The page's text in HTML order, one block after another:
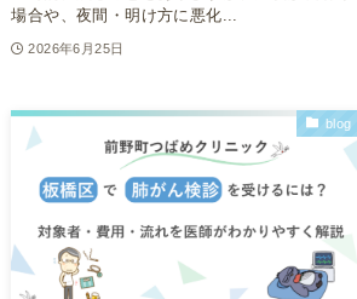
場合や、夜間・明け方に悪化...
2026年6月25日
blog